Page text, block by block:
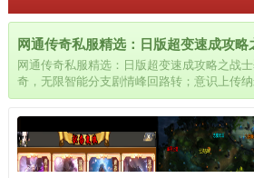
网通传奇私服精选：日版超变速成攻
网通传奇私服精选：日版超变速成攻略之战
奇，无限智能分支剧情峰回路转；意识上传
计：构筑了实时更迭的仙门版图飞升者需在